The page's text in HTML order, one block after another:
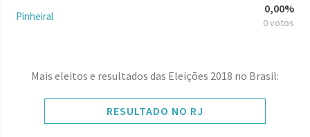
Pinheiral
0,00%
0 votos
Mais eleitos e resultados das Eleições 2018 no Brasil:
RESULTADO NO RJ